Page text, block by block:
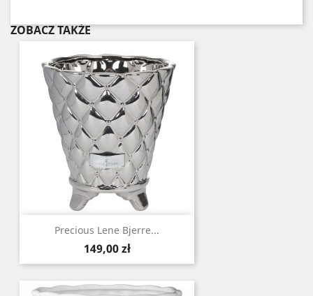
ZOBACZ TAKŻE
Precious Lene Bjerre...
Cena
149,00 zł